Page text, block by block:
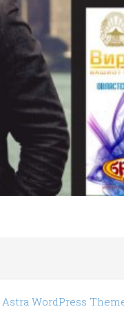
Astra WordPress